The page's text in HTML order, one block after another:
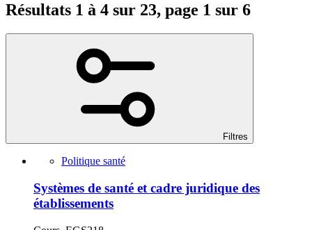
Résultats 1 à 4 sur 23, page 1 sur 6
Filtres
Politique santé
Systèmes de santé et cadre juridique des
établissements